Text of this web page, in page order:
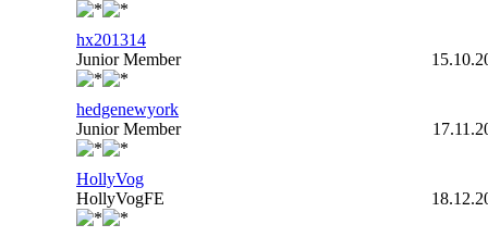
hx201314
Junior Member
hedgenewyork
Junior Member
HollyVog
HollyVogFE